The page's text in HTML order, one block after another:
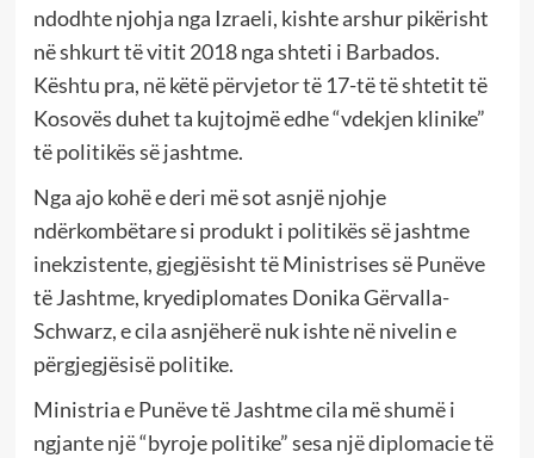
ndodhte njohja nga Izraeli, kishte arshur pikërisht
në shkurt të vitit 2018 nga shteti i Barbados.
Kështu pra, në këtë përvjetor të 17-të të shtetit të
Kosovës duhet ta kujtojmë edhe “vdekjen klinike”
të politikës së jashtme.
Nga ajo kohë e deri më sot asnjë njohje
ndërkombëtare si produkt i politikës së jashtme
inekzistente, gjegjësisht të Ministrises së Punëve
të Jashtme, kryediplomates Donika Gërvalla-
Schwarz, e cila asnjëherë nuk ishte në nivelin e
përgjegjësisë politike.
Ministria e Punëve të Jashtme cila më shumë i
ngjante një “byroje politike” sesa një diplomacie të